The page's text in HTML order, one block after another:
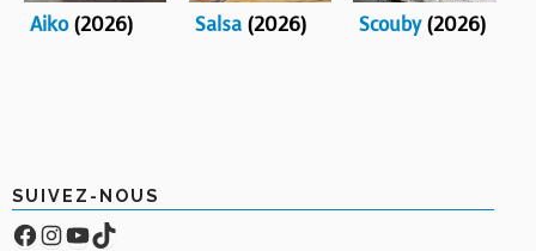
Aiko (2026) Salsa (2026) Scouby (2026)
SUIVEZ-NOUS
Facebook
Compte Instagram
YouTube
TikTok